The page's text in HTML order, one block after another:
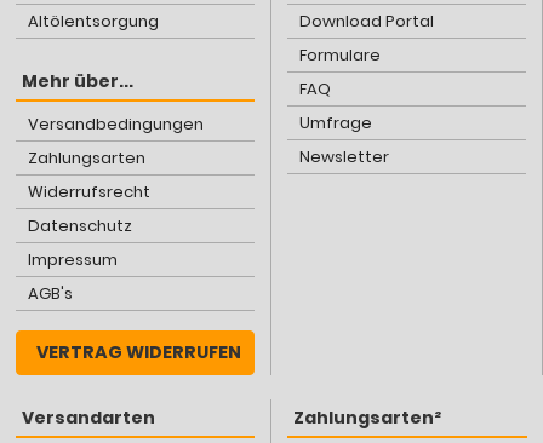
Altölentsorgung
Mehr über...
Versandbedingungen
Zahlungsarten
Widerrufsrecht
Datenschutz
Impressum
AGB's
VERTRAG WIDERRUFEN
Download Portal
Formulare
FAQ
Umfrage
Newsletter
Versandarten Zahlungsarten²